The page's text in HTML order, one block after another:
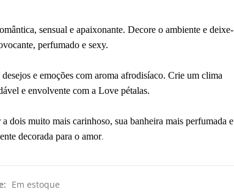
sensual e apaixonante. Decore o ambiente e deixe-
perfumado e sexy.
e emoções com aroma afrodisíaco. Crie um clima
e envolvente com a Love pétalas.
dois muito mais carinhoso, sua banheira mais perfumada e
decorada para o amor.
Em estoque